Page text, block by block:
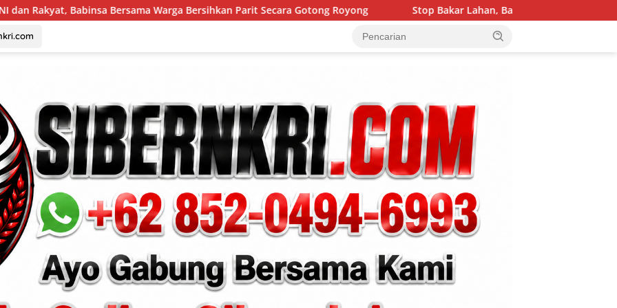
Warga Bersihkan Parit Secara Gotong Royong Stop Bakar Lahan, Babinsa Bersama Bhabinkamtibmas Gencar Edukasi